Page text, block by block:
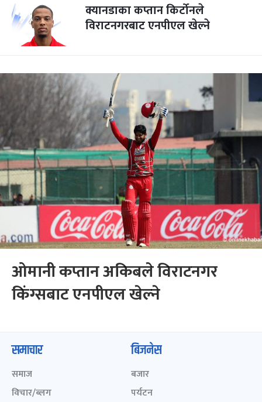
क्यानडाका कप्तान किर्टोनले
विराटनगरबाट एनपीएल खेल्ने
ओमानी कप्तान अकिबले विराटनगर
किंग्सबाट एनपीएल खेल्ने
समाचार
समाज
विचार/ब्लग
बिजनेस
बजार
पर्यटन